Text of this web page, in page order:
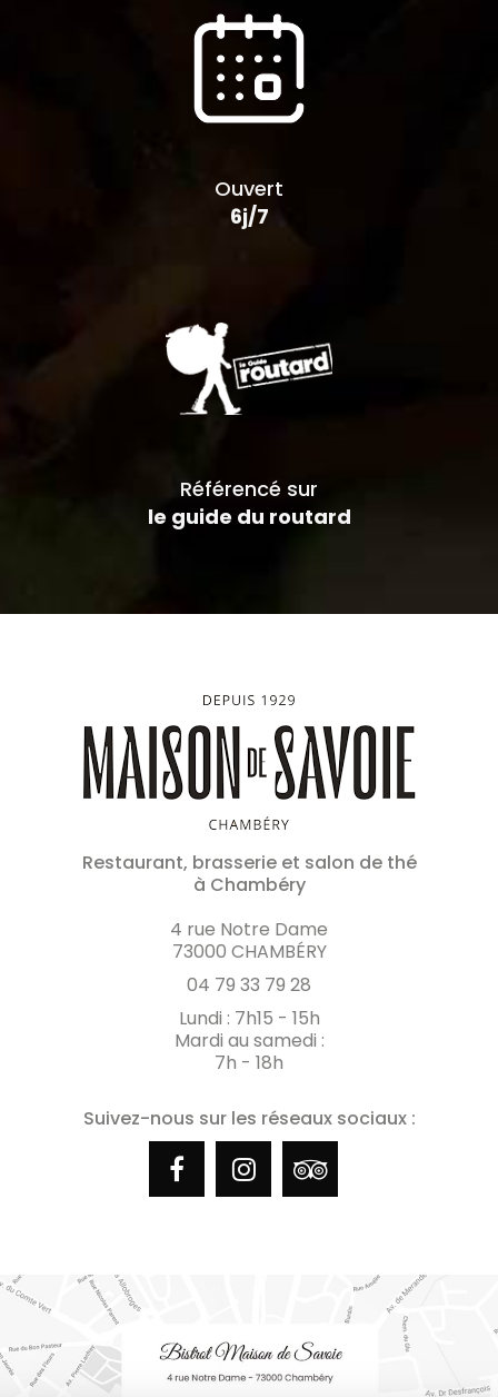
Ouvert
6j/7
Référencé sur
le guide du routard
Restaurant, brasserie et salon de thé
à Chambéry
4 rue Notre Dame
73000 CHAMBÉRY
04 79 33 79 28
Lundi : 7h15 - 15h
Mardi au samedi :
7h - 18h
Suivez-nous sur les réseaux sociaux :